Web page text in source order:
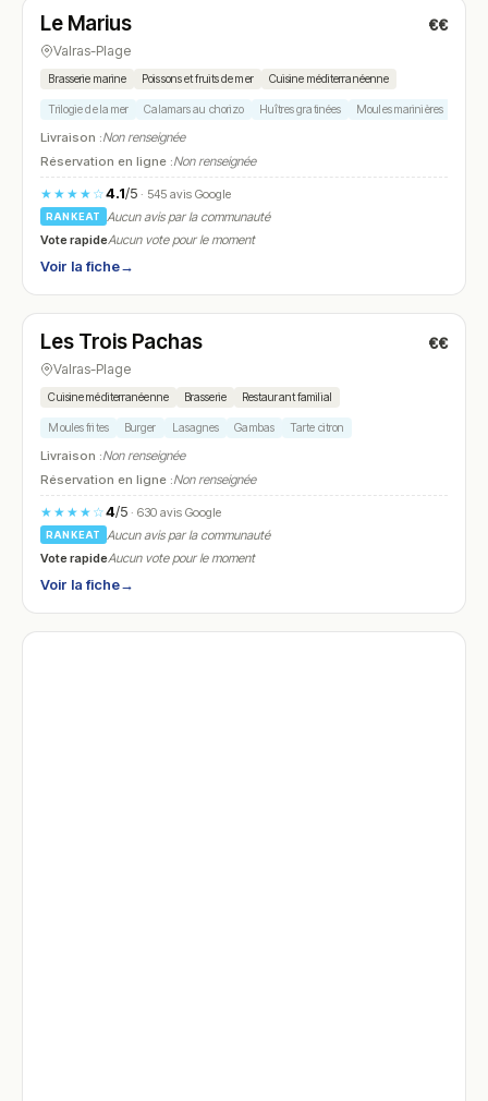
N° 27
Le Marius €€
Valras-Plage
Brasserie marine Poissons et fruits de mer Cuisine méditerranéenne
Trilogie de la mer Calamars au chorizo Huîtres gratinées Moules marinières
Livraison :Non renseignée
Réservation en ligne :Non renseignée
★★★★☆4.1/5· 545 avis Google
RANKEAT
Aucun avis par la communauté
Vote rapideAucun vote pour le moment
Voir la fiche→
N° 28
Les Trois Pachas €€
Valras-Plage
Cuisine méditerranéenne Brasserie Restaurant familial
Moules frites Burger Lasagnes Gambas Tarte citron
Livraison :Non renseignée
Réservation en ligne :Non renseignée
★★★★☆4/5· 630 avis Google
RANKEAT
Aucun avis par la communauté
Vote rapideAucun vote pour le moment
Voir la fiche→